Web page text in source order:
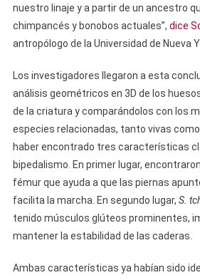
nuestro linaje y a partir de un ancestro
chimpancés y bonobos actuales”, dice
antropólogo de la Universidad de Nueva
Los investigadores llegaron a esta
análisis geométricos en 3D de los
de la criatura y comparándolos con los
especies relacionadas, tanto vivas como
haber encontrado tres características
bipedalismo. En primer lugar,
fémur que ayuda a que las piernas
facilita la marcha. En segundo lugar, S.
tenido músculos glúteos prominentes,
mantener la estabilidad de las caderas.
Ambas características ya habían sido